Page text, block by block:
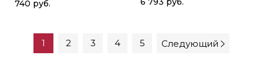
740 руб.
1 2 3 4 5 Следующий